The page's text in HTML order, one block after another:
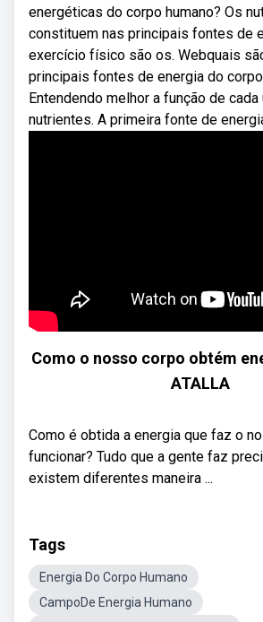
energéticas do corpo humano? Os
constituem nas principais fontes de
exercício físico são os. Webquais
principais fontes de energia do corpo
Entendendo melhor a função de cada
nutrientes. A primeira fonte de
Como o nosso corpo obtém
ATALLA
Como é obtida a energia que faz o
funcionar? Tudo que a gente faz
existem diferentes maneira ...
Tags
Energia Do Corpo Humano
CampoDe Energia Humano